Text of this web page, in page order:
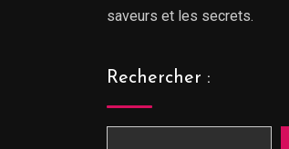
saveurs et les secrets.
Rechercher :